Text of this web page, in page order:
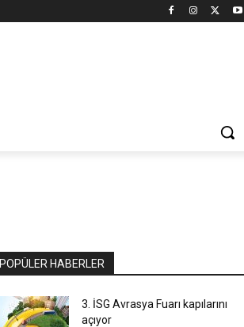
POPÜLER HABERLER
3. İSG Avrasya Fuarı kapılarını
açıyor